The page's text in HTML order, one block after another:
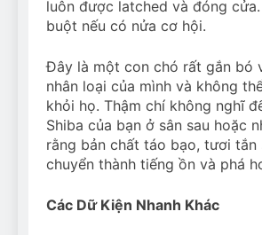
luôn được latched và đóng
buột nếu có nửa cơ hội.
Đây là một con chó rất gắn bó
nhân loại của mình và không
khỏi họ. Thậm chí không nghĩ
Shiba của bạn ở sân sau hoặc
rằng bản chất táo bạo, tươi tắn
chuyển thành tiếng ồn và phá
Các Dữ Kiện Nhanh Khác